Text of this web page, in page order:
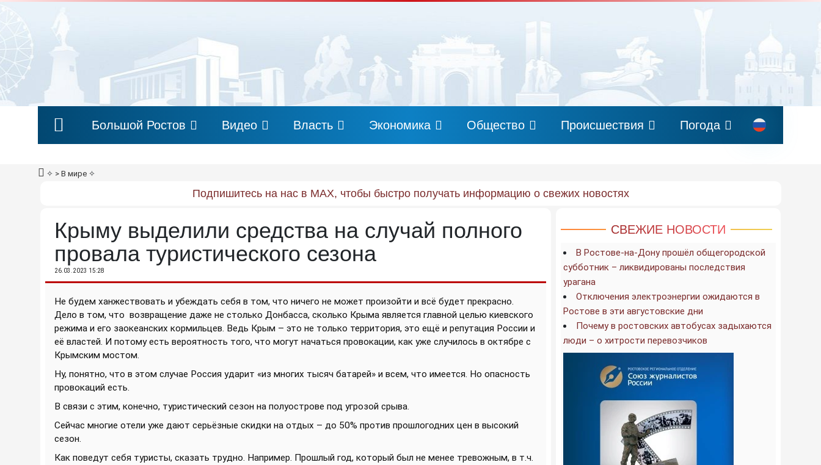
Большой Ростов Видео Власть Экономика Общество Происшествия Погода
✧ > В мире ✧
Подпишитесь на нас в MAX, чтобы быстро получать информацию о свежих новостях
Крыму выделили средства на случай полного
провала туристического сезона
26.03.2023 15:28
Не будем ханжествовать и убеждать себя в том, что ничего не может произойти и всё будет прекрасно.
Дело в том, что возвращение даже не столько Донбасса, сколько Крыма является главной целью киевского
режима и его заокеанских кормильцев. Ведь Крым – это не только территория, это ещё и репутация России и
её властей. И потому есть вероятность того, что могут начаться провокации, как уже случилось в октябре с
Крымским мостом.
Ну, понятно, что в этом случае Россия ударит «из многих тысяч батарей» и всем, что имеется. Но опасность
провокаций есть.
В связи с этим, конечно, туристический сезон на полуострове под угрозой срыва.
Сейчас многие отели уже дают серьёзные скидки на отдых – до 50% против прошлогодних цен в высокий
сезон.
Как поведут себя туристы, сказать трудно. Например. Прошлый год, который был не менее тревожным, в т.ч.
СВЕЖИЕ НОВОСТИ
В Ростове-на-Дону прошёл общегородской
субботник – ликвидированы последствия
урагана
Отключения электроэнергии ожидаются в
Ростове в эти августовские дни
Почему в ростовских автобусах задыхаются
люди – о хитрости перевозчиков